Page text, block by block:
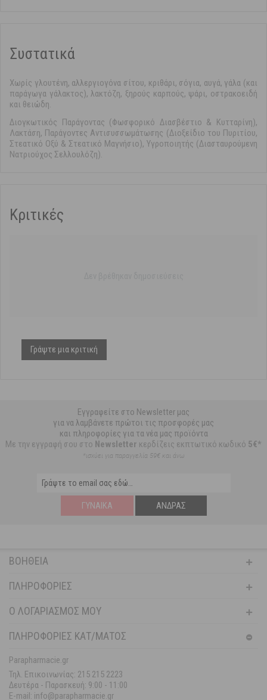
Συστατικά
Χωρίς γλουτένη, αλλεργιογόνα σίτου, κριθάρι, σόγια, αυγά, γάλα (και
παράγωγα γάλακτος), λακτόζη, ξηρούς καρπούς, ψάρι, οστρακοειδή
και θειώδη.
Διογκωτικός Παράγοντας (Φωσφορικό Διασβέστιο & Κυτταρίνη),
Λακτάση, Παράγοντες Αντισυσσωμάτωσης (Διοξείδιο του Πυριτίου,
Στεατικό Οξύ & Στεατικό Μαγνήσιο), Υγροποιητής (Διασταυρούμενη
Νατριούχος Σελλουλόζη).
Κριτικές
Γράψτε μια κριτική
Εγγραφείτε στο Newsletter μας
για να λαμβάνετε πρώτοι τις προσφορές μας
και πληροφορίες για τα νέα μας προϊόντα
Με την εγγραφή σου στο Newsletter κερδίζεις εκπτωτικό κωδικό 5€*
*ισχύει για παραγγελία 59€ και άνω
ΓΥΝΑΊΚΑ ΆΝΔΡΑΣ
ΒΟΉΘΕΙΑ
ΠΛΗΡΟΦΟΡΊΕΣ
Ο ΛΟΓΑΡΙΑΣΜΌΣ ΜΟΥ
ΠΛΗΡΟΦΟΡΙΕΣ ΚΑΤ/ΜΑΤΟΣ
Parapharmacie.gr
Τηλ. Επικοινωνίας: 215 215 2223
Δευτέρα - Παρασκευή: 9:00 - 11:00
E-mail: info@parapharmacie.gr